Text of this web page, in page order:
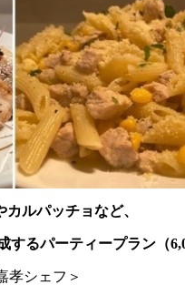
カルパッチョなど、
るパーティープラン（
孝シェフ＞